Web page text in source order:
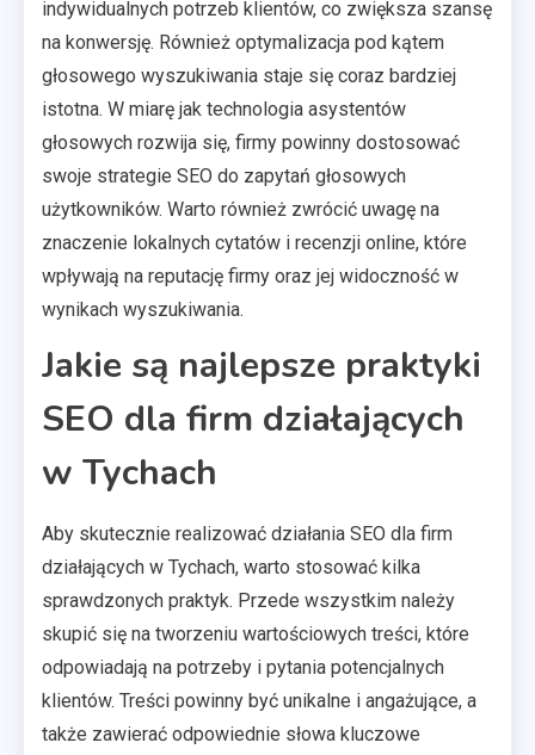
indywidualnych potrzeb klientów, co zwiększa szansę
na konwersję. Również optymalizacja pod kątem
głosowego wyszukiwania staje się coraz bardziej
istotna. W miarę jak technologia asystentów
głosowych rozwija się, firmy powinny dostosować
swoje strategie SEO do zapytań głosowych
użytkowników. Warto również zwrócić uwagę na
znaczenie lokalnych cytatów i recenzji online, które
wpływają na reputację firmy oraz jej widoczność w
wynikach wyszukiwania.
Jakie są najlepsze praktyki
SEO dla firm działających
w Tychach
Aby skutecznie realizować działania SEO dla firm
działających w Tychach, warto stosować kilka
sprawdzonych praktyk. Przede wszystkim należy
skupić się na tworzeniu wartościowych treści, które
odpowiadają na potrzeby i pytania potencjalnych
klientów. Treści powinny być unikalne i angażujące, a
także zawierać odpowiednie słowa kluczowe